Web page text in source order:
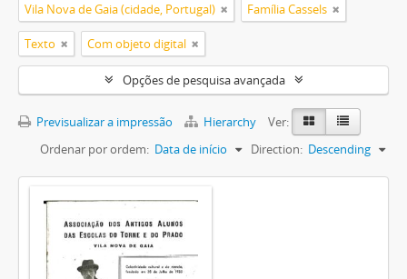
Vila Nova de Gaia (cidade, Portugal) Família Cassels
Texto Com objeto digital
Opções de pesquisa avançada
Previsualizar a impressão Hierarchy
Ver:
Ordenar por ordem: Data de início Direction: Descending